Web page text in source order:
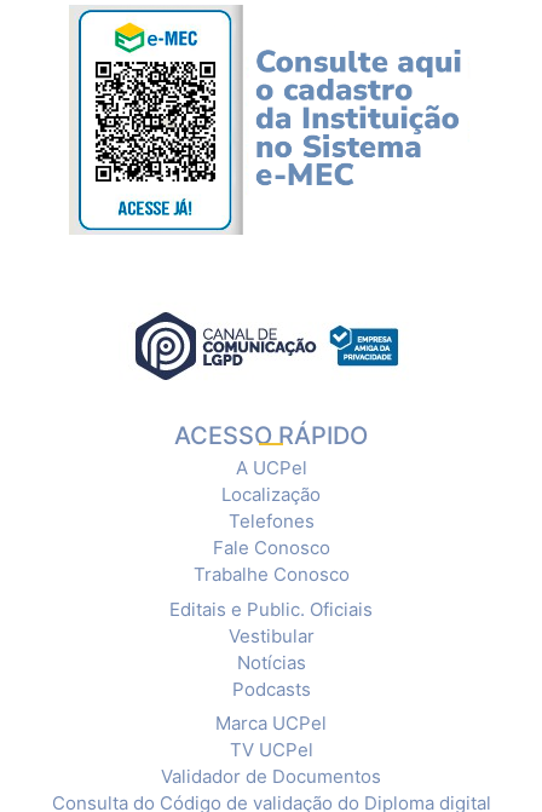
ACESSO RÁPIDO
A UCPel
Localização
Telefones
Fale Conosco
Trabalhe Conosco
Editais e Public. Oficiais
Vestibular
Notícias
Podcasts
Marca UCPel
TV UCPel
Validador de Documentos
Consulta do Código de validação do Diploma digital